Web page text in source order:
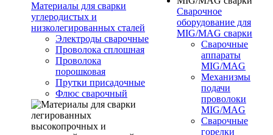
Материалы для сварки
углеродистых и
низколегированных сталей
Электроды сварочные
Проволока сплошная
Проволока
порошковая
Прутки присадочные
Флюс сварочный
Сварочное
оборудование для
MIG/MAG сварки
Сварочные
аппараты
MIG/MAG
Механизмы
подачи
проволоки
MIG/MAG
Сварочные
горелки